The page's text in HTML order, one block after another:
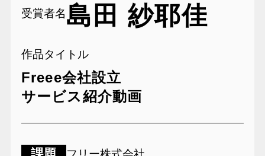
受賞者名島田 紗耶佳
作品タイトル
Freee会社設立
サービス紹介動画